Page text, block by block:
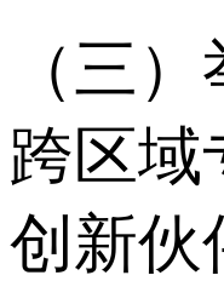
（三
跨区域
创新伙